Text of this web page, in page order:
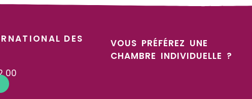
DES
00
VOUS PRÉFÉREZ UNE
CHAMBRE INDIVIDUELLE ?